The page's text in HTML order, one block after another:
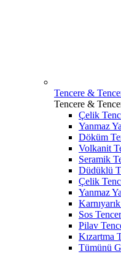
Tencere &
Tencere &
Çelik
Yanmaz
Döküm
Volkanit
Seramik
Düdüklü
Çelik
Yanmaz
Sos
Pilav
Kızartma
Tümünü